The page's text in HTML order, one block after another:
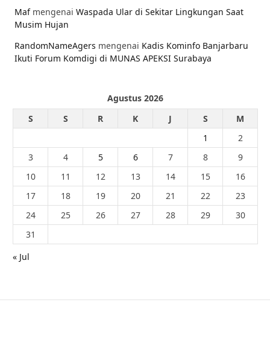
Mafmengenai Waspada Ular di Sekitar Lingkungan Saat
Musim Hujan
RandomNameAgers mengenai Kadis Kominfo Banjarbaru
Ikuti Forum Komdigi di MUNAS APEKSI Surabaya
Agustus 2026
S
S R K J S
M
1
2
3
4 5 6 7 8
9
10
11 12 13 14 15
16
17
18 19 20 21 22
23
24
25 26 27 28 29
30
31
« Jul